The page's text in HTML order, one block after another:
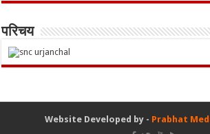
परिचय
Website Developed by - Prabhat